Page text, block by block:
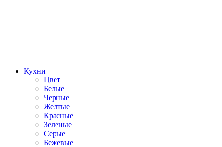
Кухни
Цвет
Белые
Черные
Желтые
Красные
Зеленые
Серые
Бежевые